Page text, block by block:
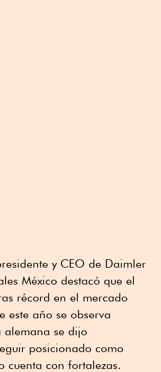
y CEO de Daimler
México destacó que el
récord en el mercado
este año se observa
alemana se dijo
posicionado como
cuenta con fortalezas.